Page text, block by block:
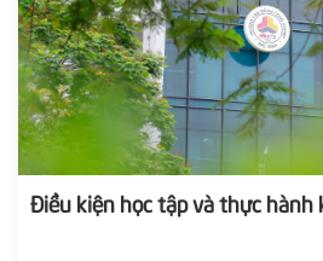
Điều kiện học tập và thực